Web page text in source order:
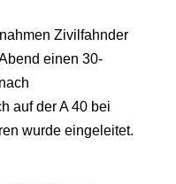
Zivilfahnder
einen 30-
auf der A 40 bei
wurde eingeleitet.